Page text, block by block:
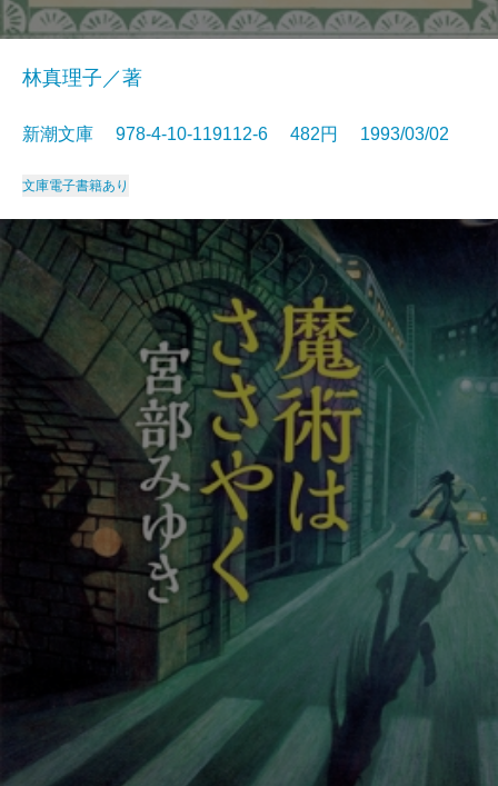
林真理子／著
新潮文庫 978-4-10-119112-6 482円 1993/03/02
文庫電子書籍あり